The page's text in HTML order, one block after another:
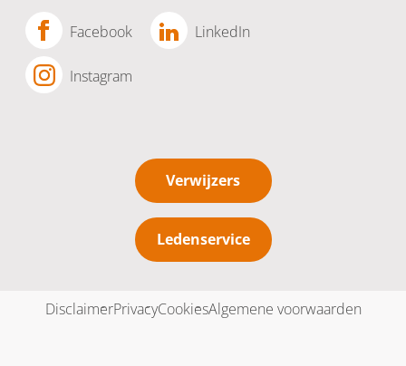
Facebook LinkedIn
Instagram
Verwijzers
Ledenservice
DisclaimerPrivacyCookiesAlgemene voorwaarden